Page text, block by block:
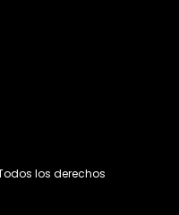
los derechos